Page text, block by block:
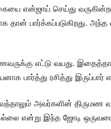
என்ஜாய் செய்து
தான் பார்க்கப்படுகிறது.
எட்டு வயது.
பார்த்து ரசித்து இருப்பார்
அவர்களின் திருமண
என்று இந்த ஜோடி ஒருவரை